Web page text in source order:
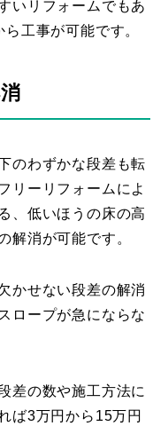
いリフォームでもあ
工事が可能です。
のわずかな段差も転
リーリフォームによ
、低いほうの床の高
解消が可能です。
かせない段差の解消
ロープが急にならな
差の数や施工方法に
ば3万円から15万円